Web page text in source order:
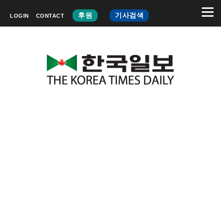
LOGIN CONTACT 후원 기사검색